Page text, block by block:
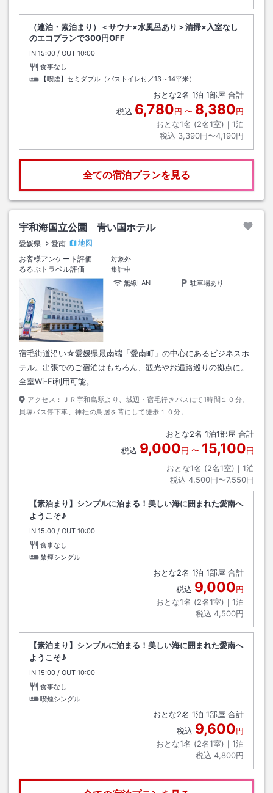
（連泊・素泊まり）＜サウナ×水風呂あり＞清掃×入室なし
のエコプランで300円OFF
IN チェックイン
15:00 / OUT チェックアウト
10:00
食事なし
【喫煙】セミダブル（バストイレ付／13～14平米）
おとな2名 1泊 1部屋 合計
税込 6,780円 〜 8,380円
おとな1名 (2名1室)｜ 1泊
税込 3,390円〜4,190円
全ての宿泊プランを見る
宇和海国立公園 青い国ホテル
愛媛県 愛南
地図
お客様アンケート評価
対象外
るるぶトラベル評価
集計中
無線LAN
駐車場あり
宿毛街道沿い☆愛媛県最南端「愛南町」の中心にあるビジネスホ
テル。出張でのご宿泊はもちろん、観光やお遍路巡りの拠点に。
全室Wi-Fi利用可能。
アクセス：
ＪＲ宇和島駅より、城辺・宿毛行きバスにて1時間１０分。
貝塚バス停下車、神社の鳥居を背にして徒歩１０分。
おとな2名 1泊1部屋 合計
税込 9,000円 〜 15,100円
おとな1名 (2名1室)｜ 1泊
税込 4,500円〜7,550円
【素泊まり】シンプルに泊まる！美しい海に囲まれた愛南へ
ようこそ♪
IN チェックイン
15:00 / OUT チェックアウト
10:00
食事なし
禁煙シングル
おとな2名 1泊 1部屋 合計
税込 9,000円
おとな1名 (2名1室)｜ 1泊
税込 4,500円
【素泊まり】シンプルに泊まる！美しい海に囲まれた愛南へ
ようこそ♪
IN チェックイン
15:00 / OUT チェックアウト
10:00
食事なし
喫煙シングル
おとな2名 1泊 1部屋 合計
税込 9,600円
おとな1名 (2名1室)｜ 1泊
税込 4,800円